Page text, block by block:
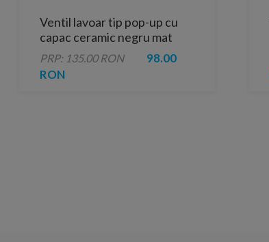
Ventil lavoar tip pop-up cu
capac ceramic negru mat
PRP: 135.00 RON
98.00
RON